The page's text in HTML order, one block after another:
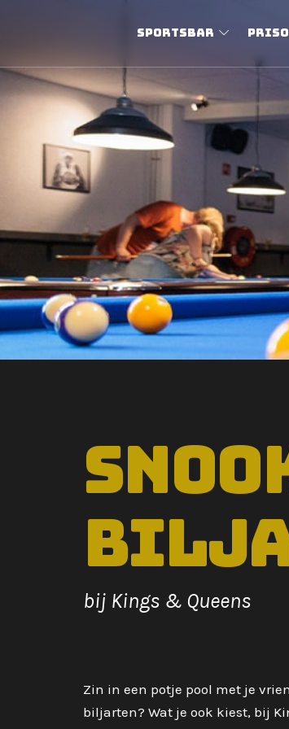
Sportsbar
bij Kings & Queens
Zin in een potje pool met je
biljarten? Wat je ook kiest, bij